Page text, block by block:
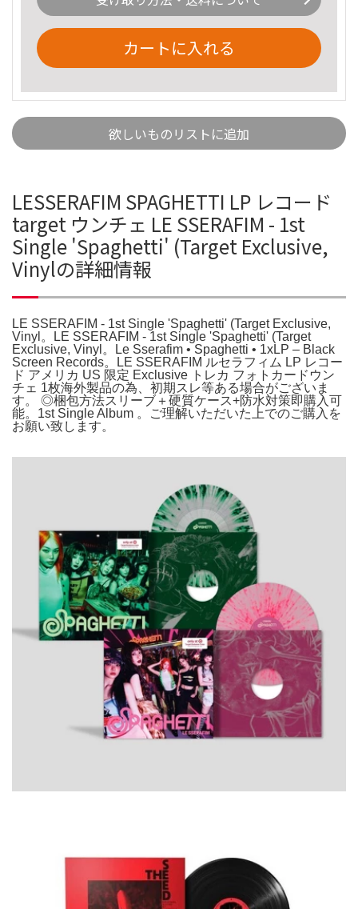
カートに入れる
欲しいものリストに追加
LESSERAFIM SPAGHETTI LP レコード
target ウンチェ LE SSERAFIM - 1st
Single 'Spaghetti' (Target Exclusive,
Vinylの詳細情報
LE SSERAFIM - 1st Single 'Spaghetti' (Target Exclusive,
Vinyl。LE SSERAFIM - 1st Single 'Spaghetti' (Target
Exclusive, Vinyl。Le Sserafim • Spaghetti • 1xLP – Black
Screen Records。LE SSERAFIM ルセラフィム LP レコー
ド アメリカ US 限定 Exclusive トレカ フォトカードウン
チェ 1枚海外製品の為、初期スレ等ある場合がございま
す。 ◎梱包方法スリーブ＋硬質ケース+防水対策即購入可
能。1st Single Album 。ご理解いただいた上でのご購入を
お願い致します。